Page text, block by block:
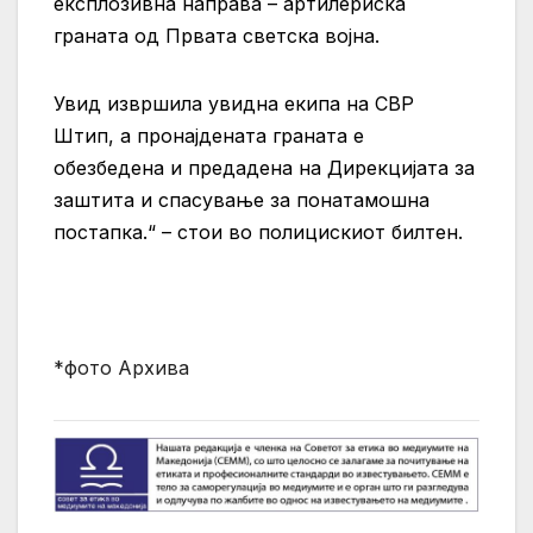
граната од Првата светска војна.
Увид извршила увидна екипа на СВР
Штип, а пронајдената граната е
обезбедена и предадена на Дирекцијата за
заштита и спасување за понатамошна
постапка.“ – стои во полицискиот билтен.
*фото Архива